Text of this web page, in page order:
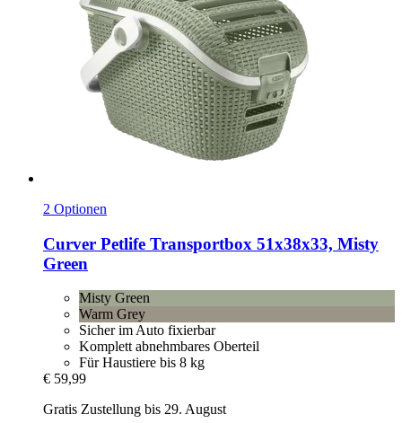
2 Optionen
Curver Petlife Transportbox 51x38x33, Misty
Green
Misty Green
Warm Grey
Sicher im Auto fixierbar
Komplett abnehmbares Oberteil
Für Haustiere bis 8 kg
€ 59,99
Gratis Zustellung bis 29. August